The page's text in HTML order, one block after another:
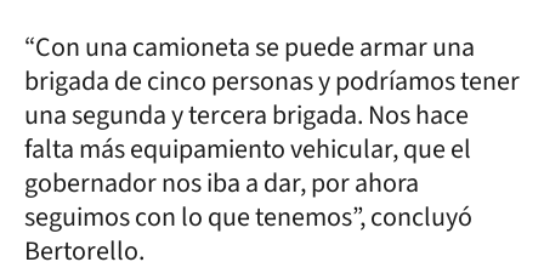
“Con una camioneta se puede armar una
brigada de cinco personas y podríamos tener
una segunda y tercera brigada. Nos hace
falta más equipamiento vehicular, que el
gobernador nos iba a dar, por ahora
seguimos con lo que tenemos”, concluyó
Bertorello.